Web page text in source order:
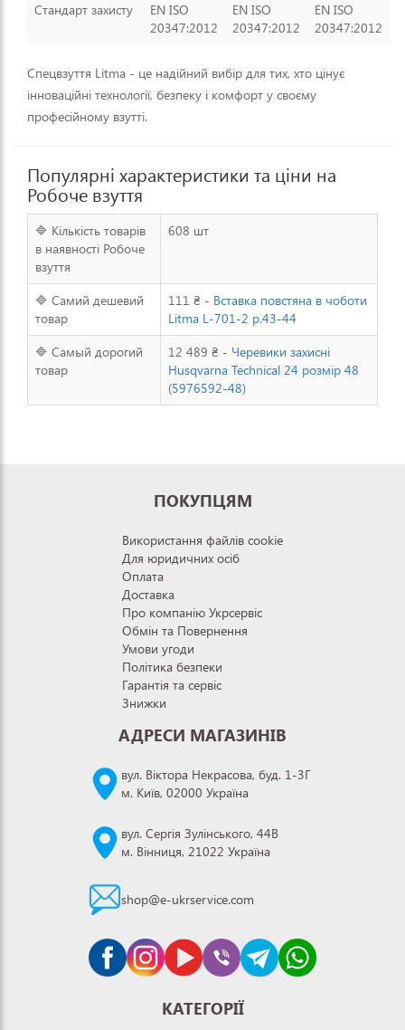
Стандарт захисту
EN ISO
20347:2012
EN ISO
20347:2012
EN ISO
20347:2012
Спецвзуття Litma - це надійний вибір для тих, хто цінує
інноваційні технології, безпеку і комфорт у своєму
професійному взутті.
Популярні характеристики та ціни на
Робоче взуття
🔷 Кількість товарів
в наявності Робоче
взуття
608 шт
🔷 Самий дешевий
товар
111 ₴ - Вставка повстяна в чоботи
Litma L-701-2 р.43-44
🔷 Самый дорогий
товар
12 489 ₴ - Черевики захисні
Husqvarna Technical 24 розмір 48
(5976592-48)
ПОКУПЦЯМ
Використання файлів cookie
Для юридичних осіб
Оплата
Доставка
Про компанію Укрсервіс
Обмін та Повернення
Умови угоди
Політика безпеки
Гарантія та сервіс
Знижки
АДРЕСИ МАГАЗИНІВ
вул. Віктора Некрасова, буд. 1-3Г
м. Київ, 02000 Україна
вул. Сергія Зулінського, 44В
м. Вінниця, 21022 Україна
shop@e-ukrservice.com
КАТЕГОРІЇ